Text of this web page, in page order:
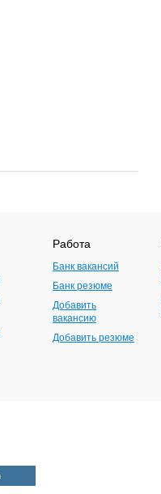
Работа
Банк вакансий
Банк резюме
Добавить
вакансию
Добавить резюме